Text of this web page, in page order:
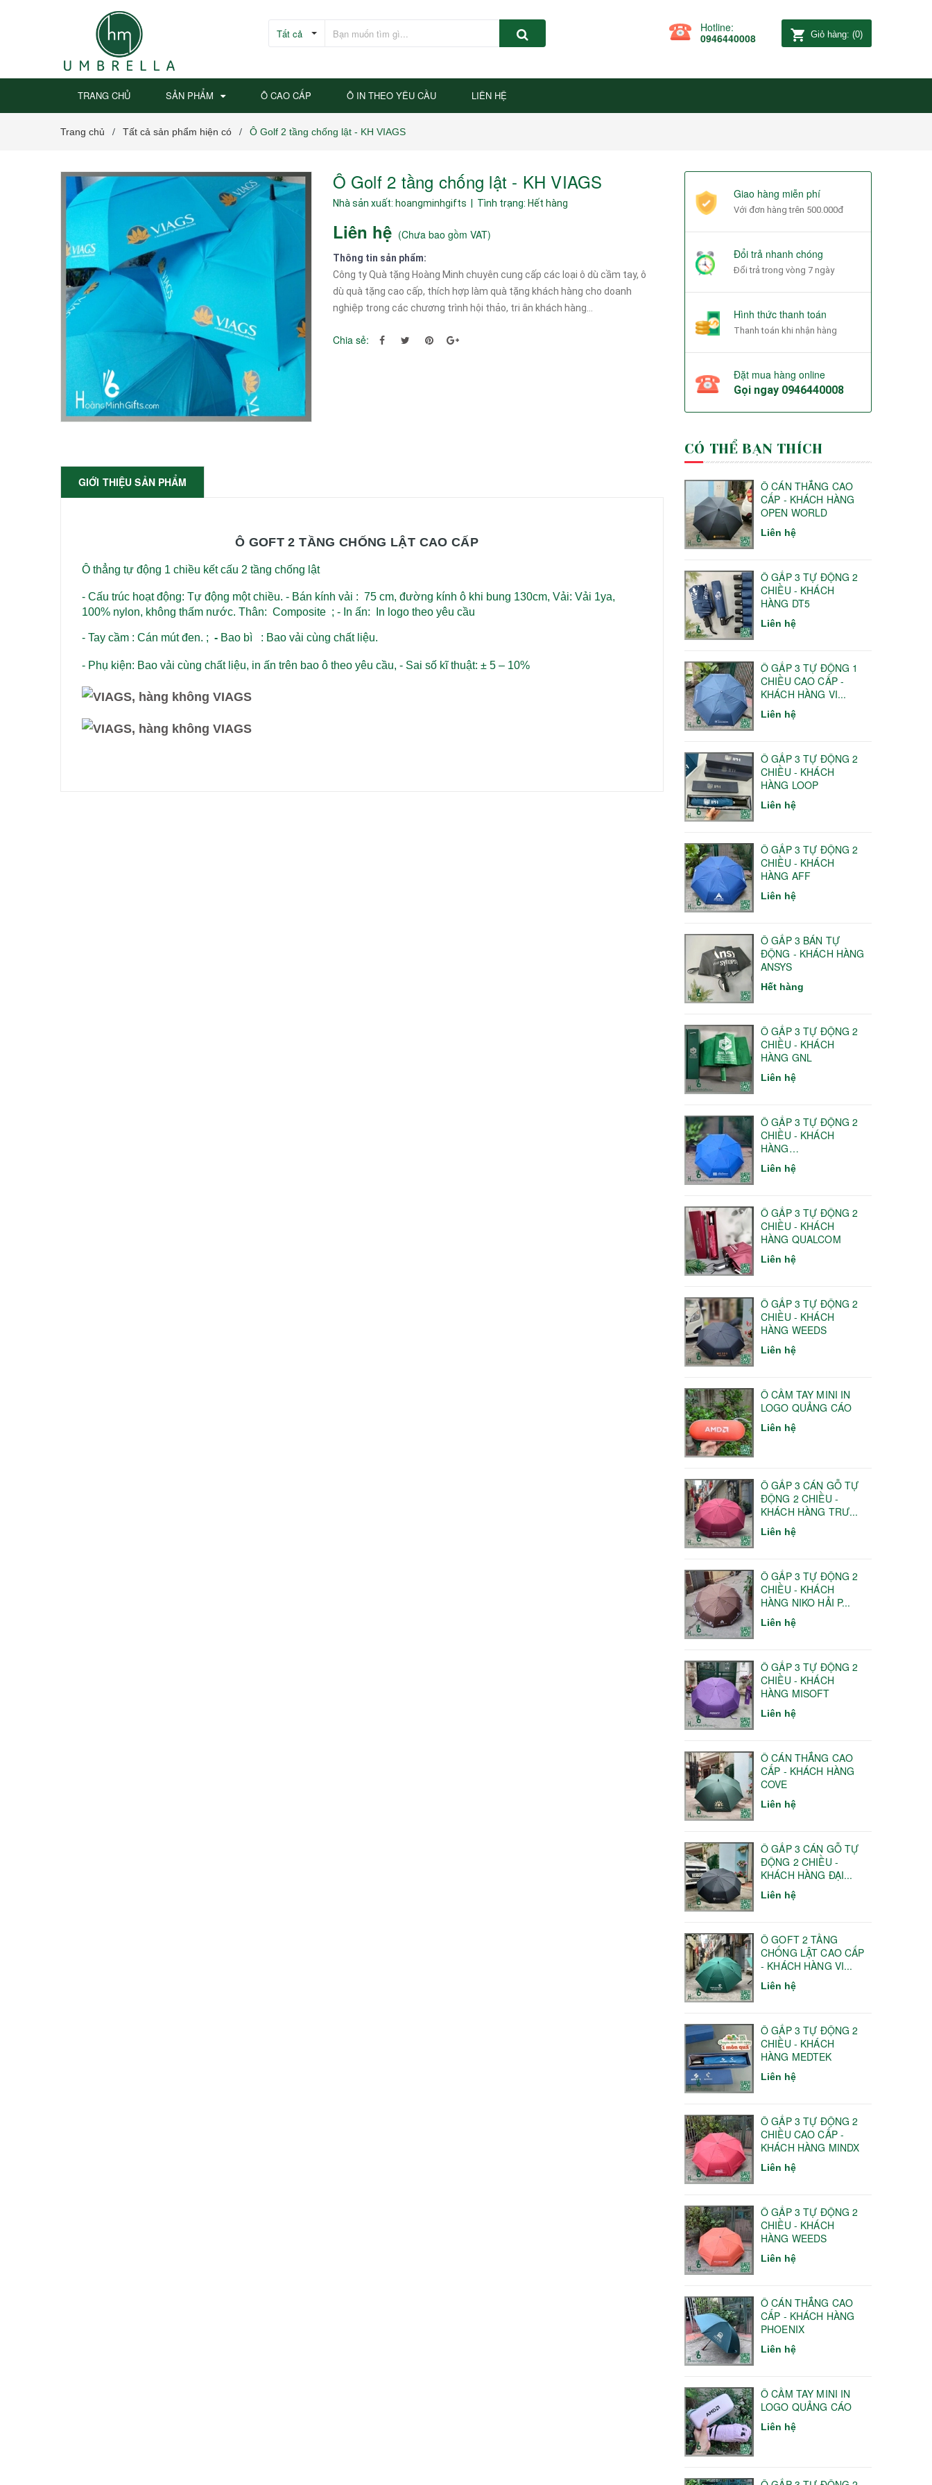
Tất cả
Hotline:
0946440008
Giỏ hàng: (0)
TRANG CHỦ SẢN PHẨM Ô CAO CẤP Ô IN THEO YÊU CẦU LIÊN HỆ
Trang chủ / Tất cả sản phẩm hiện có / Ô Golf 2 tầng chống lật - KH VIAGS
Ô Golf 2 tầng chống lật - KH VIAGS
Nhà sản xuất: hoangminhgifts | Tình trạng: Hết hàng
Liên hệ (Chưa bao gồm VAT)
Thông tin sản phẩm:
Công ty Quà tặng Hoàng Minh chuyên cung cấp các loại ô dù cầm tay, ô
dù quà tặng cao cấp, thích hợp làm quà tặng khách hàng cho doanh
nghiệp trong các chương trình hội thảo, tri ân khách hàng...
Chia sẻ:
GIỚI THIỆU SẢN PHẨM
Ô GOFT 2 TẦNG CHỐNG LẬT CAO CẤP
Ô thẳng tự động 1 chiều kết cấu 2 tầng chống lật
- Cấu trúc hoạt động: Tự động một chiều. - Bán kính vải : 75 cm, đường kính ô khi bung 130cm, Vải: Vải 1ya,
100% nylon, không thấm nước. Thân: Composite ; - In ấn: In logo theo yêu cầu
- Tay cầm : Cán mút đen. ; - Bao bì : Bao vải cùng chất liệu.
- Phụ kiện: Bao vải cùng chất liệu, in ấn trên bao ô theo yêu cầu, - Sai số kĩ thuật: ± 5 – 10%
Giao hàng miễn phí
Với đơn hàng trên 500.000đ
Đổi trả nhanh chóng
Đổi trả trong vòng 7 ngày
Hình thức thanh toán
Thanh toán khi nhận hàng
Đặt mua hàng online
Gọi ngay 0946440008
CÓ THỂ BẠN THÍCH
Ô CÁN THẲNG CAO
CẤP - KHÁCH HÀNG
OPEN WORLD
Liên hệ
Ô GẤP 3 TỰ ĐỘNG 2
CHIỀU - KHÁCH
HÀNG DT5
Liên hệ
Ô GẤP 3 TỰ ĐỘNG 1
CHIỀU CAO CẤP -
KHÁCH HÀNG VI...
Liên hệ
Ô GẤP 3 TỰ ĐỘNG 2
CHIỀU - KHÁCH
HÀNG LOOP
Liên hệ
Ô GẤP 3 TỰ ĐỘNG 2
CHIỀU - KHÁCH
HÀNG AFF
Liên hệ
Ô GẤP 3 BÁN TỰ
ĐỘNG - KHÁCH HÀNG
ANSYS
Hết hàng
Ô GẤP 3 TỰ ĐỘNG 2
CHIỀU - KHÁCH
HÀNG GNL
Liên hệ
Ô GẤP 3 TỰ ĐỘNG 2
CHIỀU - KHÁCH
HÀNG
HANOITELECOM
Liên hệ
Ô GẤP 3 TỰ ĐỘNG 2
CHIỀU - KHÁCH
HÀNG QUALCOM
Liên hệ
Ô GẤP 3 TỰ ĐỘNG 2
CHIỀU - KHÁCH
HÀNG WEEDS
Liên hệ
Ô CẦM TAY MINI IN
LOGO QUẢNG CÁO
Liên hệ
Ô GẤP 3 CÁN GỖ TỰ
ĐỘNG 2 CHIỀU -
KHÁCH HÀNG TRƯ...
Liên hệ
Ô GẤP 3 TỰ ĐỘNG 2
CHIỀU - KHÁCH
HÀNG NIKO HẢI P...
Liên hệ
Ô GẤP 3 TỰ ĐỘNG 2
CHIỀU - KHÁCH
HÀNG MISOFT
Liên hệ
Ô CÁN THẲNG CAO
CẤP - KHÁCH HÀNG
COVE
Liên hệ
Ô GẤP 3 CÁN GỖ TỰ
ĐỘNG 2 CHIỀU -
KHÁCH HÀNG ĐẠI...
Liên hệ
Ô GOFT 2 TẦNG
CHỐNG LẬT CAO CẤP
- KHÁCH HÀNG VI...
Liên hệ
Ô GẤP 3 TỰ ĐỘNG 2
CHIỀU - KHÁCH
HÀNG MEDTEK
Liên hệ
Ô GẤP 3 TỰ ĐỘNG 2
CHIỀU CAO CẤP -
KHÁCH HÀNG MINDX
Liên hệ
Ô GẤP 3 TỰ ĐỘNG 2
CHIỀU - KHÁCH
HÀNG WEEDS
Liên hệ
Ô CÁN THẲNG CAO
CẤP - KHÁCH HÀNG
PHOENIX
Liên hệ
Ô CẦM TAY MINI IN
LOGO QUẢNG CÁO
Liên hệ